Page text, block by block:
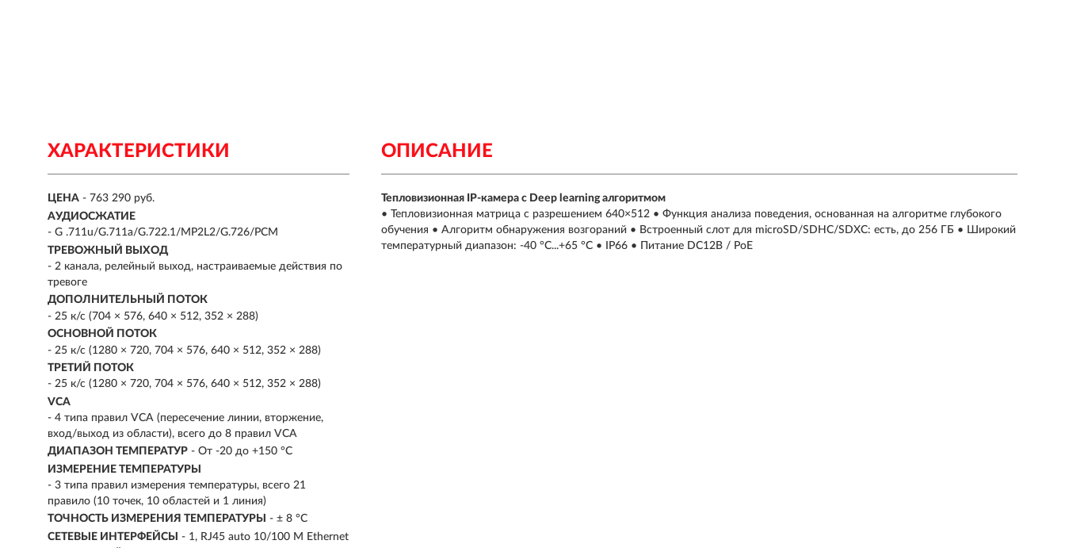
ХАРАКТЕРИСТИКИ
ЦЕНА - 763 290 руб.
АУДИОСЖАТИЕ
- G .711u/G.711a/G.722.1/MP2L2/G.726/PCM
ТРЕВОЖНЫЙ ВЫХОД
- 2 канала, релейный выход, настраиваемые действия по
тревоге
ДОПОЛНИТЕЛЬНЫЙ ПОТОК
- 25 к/с (704 × 576, 640 × 512, 352 × 288)
ОСНОВНОЙ ПОТОК
- 25 к/с (1280 × 720, 704 × 576, 640 × 512, 352 × 288)
ТРЕТИЙ ПОТОК
- 25 к/с (1280 × 720, 704 × 576, 640 × 512, 352 × 288)
VCA
- 4 типа правил VCA (пересечение линии, вторжение,
вход/выход из области), всего до 8 правил VCA
ДИАПАЗОН ТЕМПЕРАТУР - От -20 до +150 °C
ИЗМЕРЕНИЕ ТЕМПЕРАТУРЫ
- 3 типа правил измерения температуры, всего 21
правило (10 точек, 10 областей и 1 линия)
ТОЧНОСТЬ ИЗМЕРЕНИЯ ТЕМПЕРАТУРЫ
- ± 8 °C
СЕТЕВЫЕ ИНТЕРФЕЙСЫ
- 1, RJ45 auto 10/100 М Ethernet
ОПИСАНИЕ
Тепловизионная IP-камера с Deep learning алгоритмом
• Тепловизионная матрица с разрешением 640×512 • Функция анализа поведения, основанная на алгоритме глубокого
обучения • Алгоритм обнаружения возгораний • Встроенный слот для microSD/SDHC/SDXC: есть, до 256 ГБ • Широкий
температурный диапазон: -40 °C...+65 °C • IP66 • Питание DC12В / PoE